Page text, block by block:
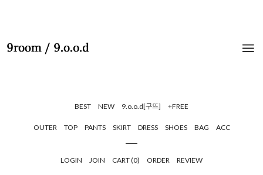
BEST NEW 9.o.o.d[구뜨] +FREE
OUTER TOP PANTS SKIRT DRESS SHOES BAG ACC
LOGIN JOIN CART (0) ORDER REVIEW